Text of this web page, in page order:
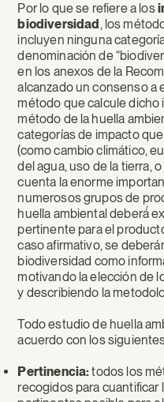
Por lo que se refiere a los
biodiversidad , los
incluyen ninguna
denominación de
en los anexos de la
alcanzado un consenso a
método que calcule dicho
método de la huella
categorías de impacto
(como cambio climático,
del agua, uso de la tierra,
cuenta la enorme
numerosos grupos de
huella ambiental deberá́
pertinente para el
caso afirmativo, se
biodiversidad como
motivando la elección de
y describiendo la
Todo estudio de huella
acuerdo con los
Pertinencia:todos los
recogidos para cuantificar